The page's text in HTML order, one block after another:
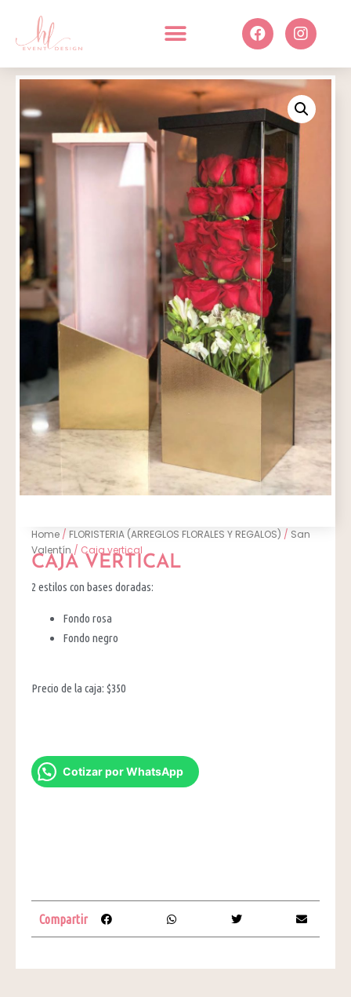
Home /FLORISTERIA (ARREGLOS FLORALES Y REGALOS) / San
Valentín/ Caja vertical
CAJA VERTICAL
2 estilos con bases doradas:
Fondo rosa
Fondo negro
Precio de la caja: $350
Cotizar por WhatsApp
Compartir